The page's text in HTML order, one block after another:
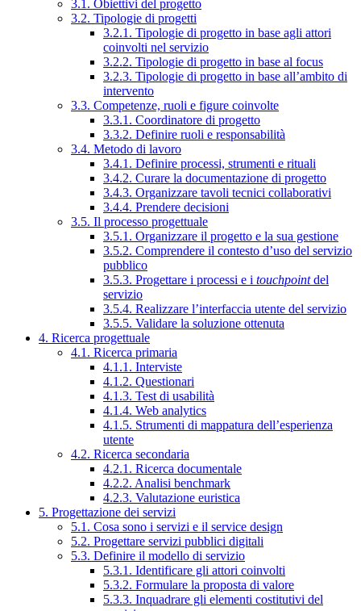
3.1. Obiettivi del progetto
3.2. Tipologie di progetti
3.2.1. Tipologie di progetto in base agli attori
coinvolti nel servizio
3.2.2. Tipologie di progetto in base al focus
3.2.3. Tipologie di progetto in base all’ambito di
intervento
3.3. Competenze, ruoli e figure coinvolte
3.3.1. Coordinatore di progetto
3.3.2. Definire ruoli e responsabilità
3.4. Metodo di lavoro
3.4.1. Definire processi, strumenti e rituali
3.4.2. Curare la documentazione di progetto
3.4.3. Organizzare tavoli tecnici collaborativi
3.4.4. Prendere decisioni
3.5. Il processo progettuale
3.5.1. Organizzare il progetto e la sua gestione
3.5.2. Comprendere il contesto d’uso del servizio
pubblico
3.5.3. Progettare i processi e i touchpointdel
servizio
3.5.4. Realizzare l’interfaccia utente del servizio
3.5.5. Validare la soluzione ottenuta
4. Ricerca progettuale
4.1. Ricerca primaria
4.1.1. Interviste
4.1.2. Questionari
4.1.3. Test di usabilità
4.1.4. Web analytics
4.1.5. Strumenti di mappatura dell’esperienza
utente
4.2. Ricerca secondaria
4.2.1. Ricerca documentale
4.2.2. Analisi benchmark
4.2.3. Valutazione euristica
5. Progettazione dei servizi
5.1. Cosa sono i servizi e il service design
5.2. Progettare servizi pubblici digitali
5.3. Definire il modello di servizio
5.3.1. Identificare gli attori coinvolti
5.3.2. Formulare la proposta di valore
5.3.3. Inquadrare gli elementi costitutivi del